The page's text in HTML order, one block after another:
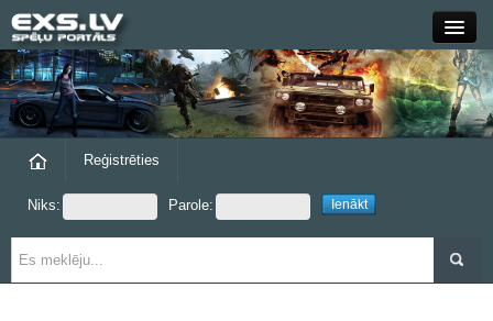
Close
Forums
Grupas
Reģistrēties
Niks: Parole: